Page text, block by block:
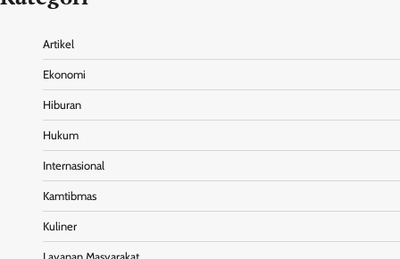
Artikel
Ekonomi
Hiburan
Hukum
Internasional
Kamtibmas
Kuliner